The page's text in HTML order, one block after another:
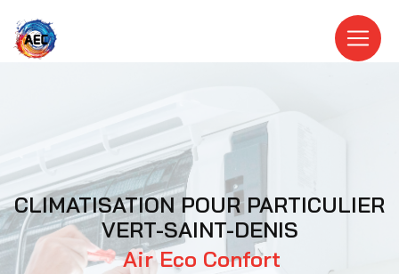
CLIMATISATION POUR PARTICULIER
VERT-SAINT-DENIS
Air Eco Confort